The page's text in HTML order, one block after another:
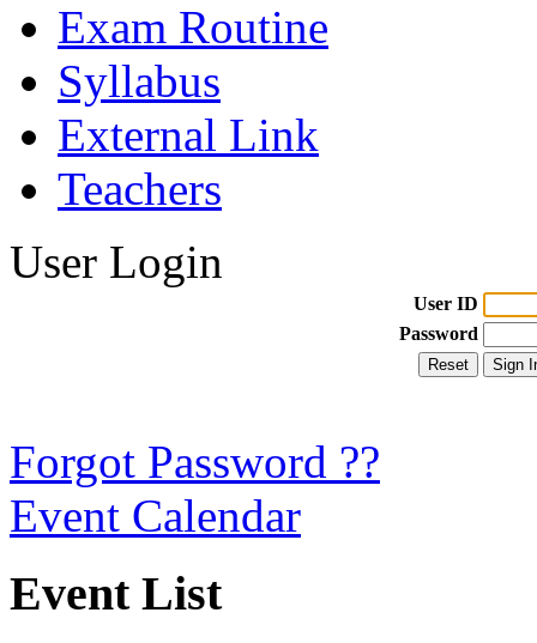
Exam Routine
Syllabus
External Link
Teachers
User Login
User ID
Password
Forgot Password ??
Event Calendar
Event List